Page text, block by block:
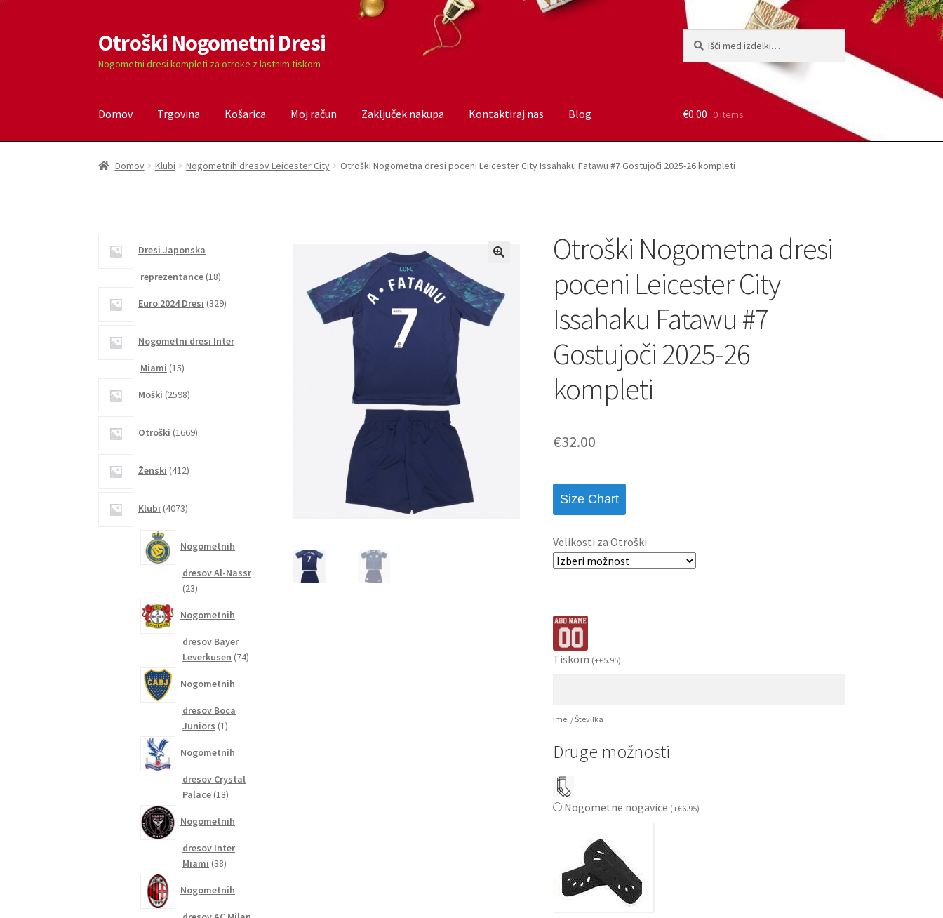
Skip
to
navigation
Skip
to
content
Otroški Nogometni Dresi
Nogometni dresi kompleti za otroke z lastnim tiskom
Domov Trgovina Košarica Moj račun Zaključek nakupa Kontaktiraj nas Blog
Domov BlogKontaktiraj nas Košarica Moj račun Trgovina Zaključek nakupa
€0.00 0 items
Domov Klubi Nogometnih dresov Leicester City Otroški Nogometna dresi poceni Leicester City Issahaku Fatawu #7 Gostujoči 2025-26 kompleti
Otroški Nogometna dresi
poceni Leicester City
Issahaku Fatawu #7
Gostujoči 2025-26
kompleti
€32.00
Size Chart
Velikosti za Otroški
Tiskom (+€5.95)
Imei / Številka
Druge možnosti
Nogometne nogavice (+€6.95)
Dresi Japonska
reprezentance 1818
Euro 2024 Dresi 329izdelkov
Nogometni dresi Inter
Miami 1515
Moški 2598izdelkov
Otroški 1669izdelkov
Ženski 412izdelkov
Klubi 4073izdelkov
Nogometnih
dresov Al-Nassr
2323
Nogometnih
dresov Bayer
Leverkusen 7474
Nogometnih
dresov Boca
Juniors 11
Nogometnih
dresov Crystal
Palace 1818
Nogometnih
dresov Inter
Miami 3838
Nogometnih